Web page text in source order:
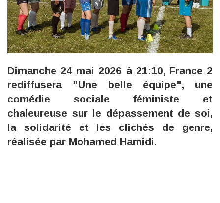
Dimanche 24 mai 2026 à 21:10, France 2
rediffusera "Une belle équipe", une
comédie sociale féministe et
chaleureuse sur le dépassement de soi,
la solidarité et les clichés de genre,
réalisée par Mohamed Hamidi.